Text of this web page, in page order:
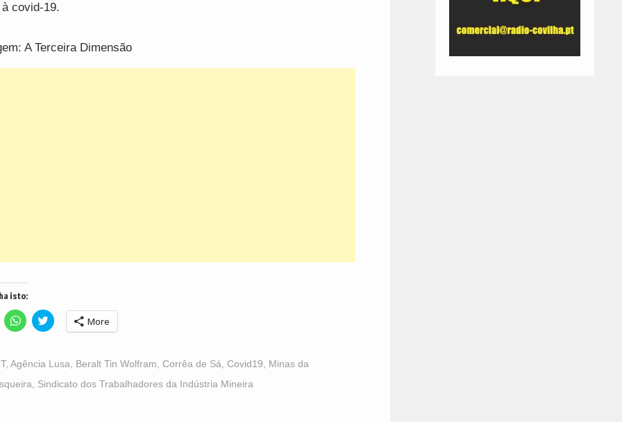
covid-19.
A Terceira Dimensão
isto:
Click
to
(Opens
new
window)
Click
to
(Opens
new
window)
More
, Agência Lusa, Beralt Tin Wolfram, Corrêa de Sá, Covid19, Minas da
, Sindicato dos Trabalhadores da Indústria Mineira